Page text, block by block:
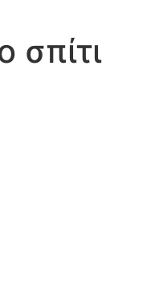
σπίτι